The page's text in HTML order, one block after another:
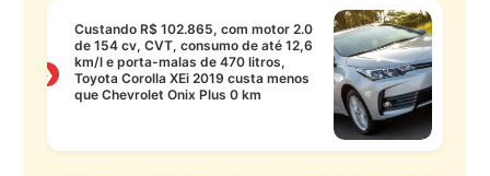
❯
Custando R$ 102.865, com motor 2.0
de 154 cv, CVT, consumo de até 12,6
km/l e porta-malas de 470 litros,
Toyota Corolla XEi 2019 custa menos
que Chevrolet Onix Plus 0 km